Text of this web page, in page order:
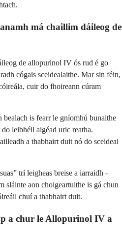
má chaillim dáileog de
de allopurinol IV ós rud é go
cógais sceidealaithe. Mar sin féin,
cuir do fhoireann cúram
is fearr le gníomhú bunaithe
leibhéil aigéad uric reatha.
a thabhairt duit nó do sceideal
trí leigheas breise a iarraidh -
sláinte aon choigeartuithe is gá chun
chuí a thabhairt duit.
a chur le Allopurinol IV a